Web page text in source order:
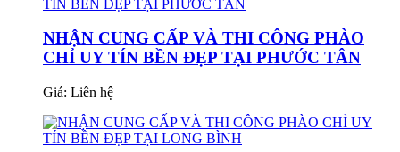
NHẬN CUNG CẤP VÀ THI CÔNG PHÀO
CHỈ UY TÍN BỀN ĐẸP TẠI PHƯỚC TÂN
Giá: Liên hệ